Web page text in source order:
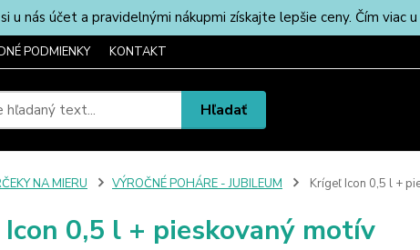
u nás účet a pravidelnými nákupmi získajte lepšie ceny. Čím viac
PODMIENKY KONTAKT
Hľadať
NA MIERU VÝROČNÉ POHÁRE - JUBILEUM Krígeľ Icon 0,5 l +
0,5 l + pieskovaný motív